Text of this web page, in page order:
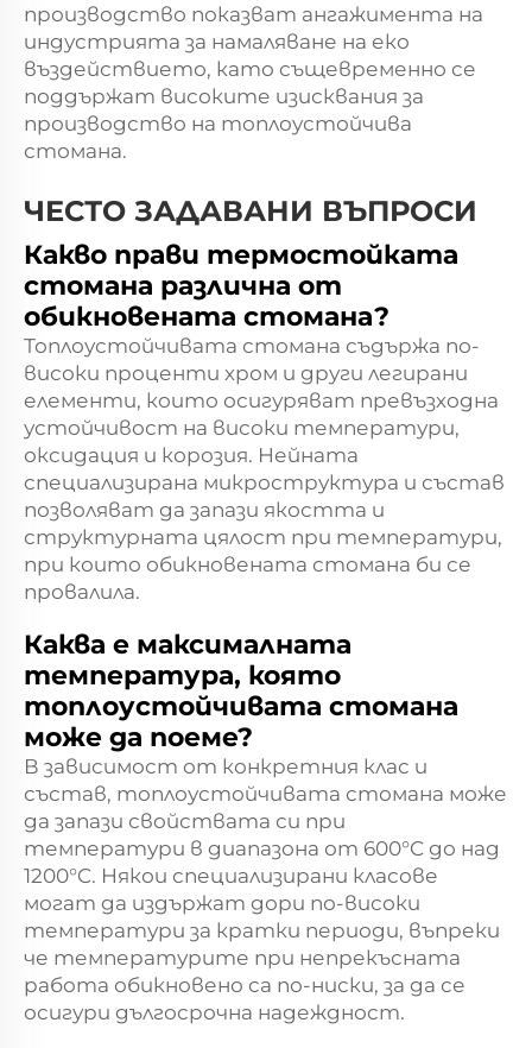
производство показват ангажимента на
индустрията за намаляване на еко
въздействието, като същевременно се
поддържат високите изисквания за
производство на топлоустойчива
стомана.
ЧЕСТО ЗАДАВАНИ ВЪПРОСИ
Какво прави термостойката
стомана различна от
обикновената стомана?
Топлоустойчивата стомана съдържа по-
високи проценти хром и други легирани
елементи, които осигуряват превъзходна
устойчивост на високи температури,
оксидация и корозия. Нейната
специализирана микроструктура и състав
позволяват да запази якостта и
структурната цялост при температури,
при които обикновената стомана би се
провалила.
Каква е максималната
температура, която
топлоустойчивата стомана
може да поеме?
В зависимост от конкретния клас и
състав, топлоустойчивата стомана може
да запази свойствата си при
температури в диапазона от 600°C до над
1200°C. Някои специализирани класове
могат да издържат дори по-високи
температури за кратки периоди, въпреки
че температурите при непрекъсната
работа обикновено са по-ниски, за да се
осигури дългосрочна надеждност.